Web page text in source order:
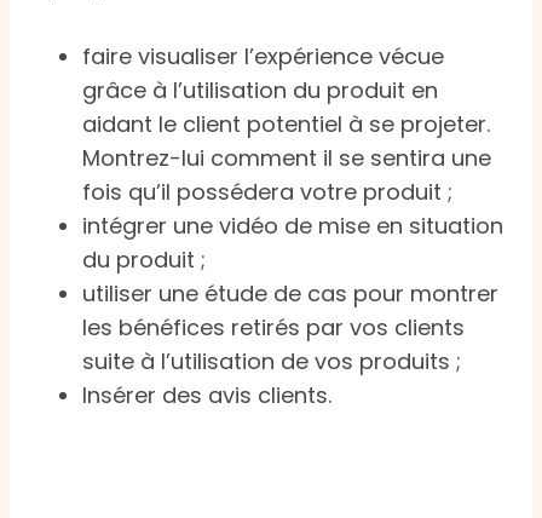
faire visualiser l’expérience vécue
grâce à l’utilisation du produit en
aidant le client potentiel à se projeter.
Montrez-lui comment il se sentira une
fois qu’il possédera votre produit ;
intégrer une vidéo de mise en situation
du produit ;
utiliser une étude de cas pour montrer
les bénéfices retirés par vos clients
suite à l’utilisation de vos produits ;
Insérer des avis clients.